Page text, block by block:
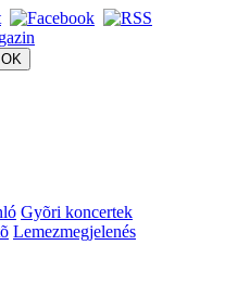
Gyõri koncertek
Lemezmegjelenés